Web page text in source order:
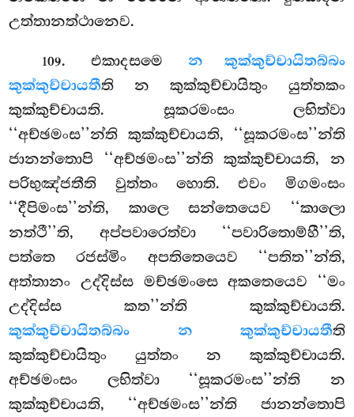
උත්තානත්ථානෙව.
109. එකාදසමෙ න කුක්කුච්චායිතබ්බං
කුක්කුච්චායතීති න කුක්කුච්චායිතුං යුත්තකං
කුක්කුච්චායති. සූකරමංසං ලභිත්වා
‘‘අච්ඡමංස’’න්ති කුක්කුච්චායති, ‘‘සූකරමංස’’න්ති
ජානන්තොපි ‘‘අච්ඡමංස’’න්ති කුක්කුච්චායති, න
පරිභුඤ්ජතීති වුත්තං හොති. එවං මිගමංසං
‘‘දීපිමංස’’න්ති, කාලෙ සන්තෙයෙව ‘‘කාලො
නත්ථී’’ති, අප්පවාරෙත්වා ‘‘පවාරිතොම්හී’’ති,
පත්තෙ රජස්මිං අපතිතෙයෙව ‘‘පතිත’’න්ති,
අත්තානං උද්දිස්ස මච්ඡමංසෙ අකතෙයෙව ‘‘මං
උද්දිස්ස කත’’න්ති කුක්කුච්චායති.
කුක්කුච්චායිතබ්බං න කුක්කුච්චායතීති
කුක්කුච්චායිතුං යුත්තං න කුක්කුච්චායති.
අච්ඡමංසං ලභිත්වා ‘‘සූකරමංස’’න්ති න
කුක්කුච්චායති, ‘‘අච්ඡමංස’’න්ති ජානන්තොපි